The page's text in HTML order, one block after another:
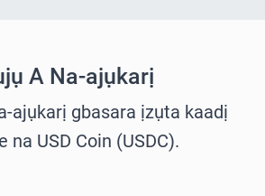
A Na-ajụkarị
ajụkarị gbasara ịzụta kaadị
na USD Coin (USDC).